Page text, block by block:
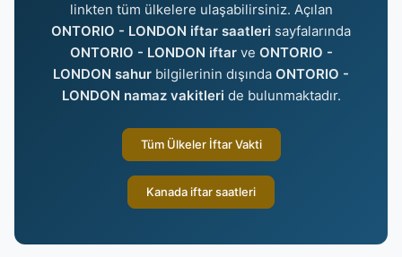
linkten tüm ülkelere ulaşabilirsiniz. Açılan
ONTORIO - LONDON iftar saatleri sayfalarında
ONTORIO - LONDON iftarve ONTORIO -
LONDON sahur bilgilerinin dışında ONTORIO -
LONDON namaz vakitleri de bulunmaktadır.
Tüm Ülkeler İftar Vakti
Kanada iftar saatleri